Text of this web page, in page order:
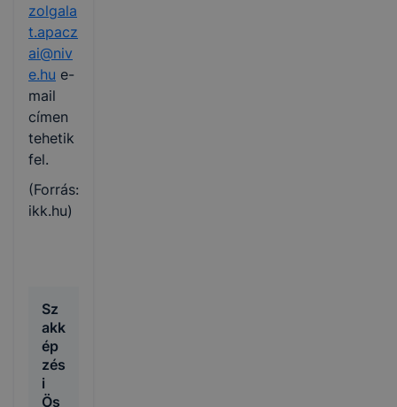
zolgala
t.apacz
ai@niv
e.hu e-
mail
címen
tehetik
fel.
(Forrás:
ikk.hu)
Sz
akk
ép
zés
i
Ös